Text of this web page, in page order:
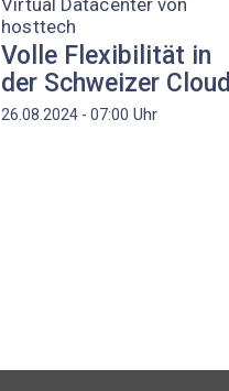
Virtual Datacenter von
hosttech
Volle Flexibilität in
der Schweizer Cloud
26.08.2024 - 07:00 Uhr